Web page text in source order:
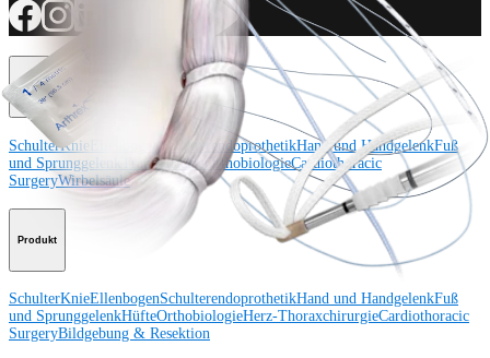
Operationsverfahren
SchulterKnie EllenbogenSchulterendoprothetikHand und HandgelenkFuß
und Sprunggelenk
TraumaHüfte OrthobiologieCardiothoracic
SurgeryWirbelsäule
Produkt
SchulterKnieEllenbogenSchulterendoprothetikHand und HandgelenkFuß
und SprunggelenkHüfteOrthobiologieHerz-ThoraxchirurgieCardiothoracic
SurgeryBildgebung & Resektion